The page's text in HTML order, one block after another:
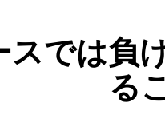
スでは負
る